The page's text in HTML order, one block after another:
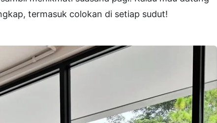
termasuk colokan di setiap sudut!